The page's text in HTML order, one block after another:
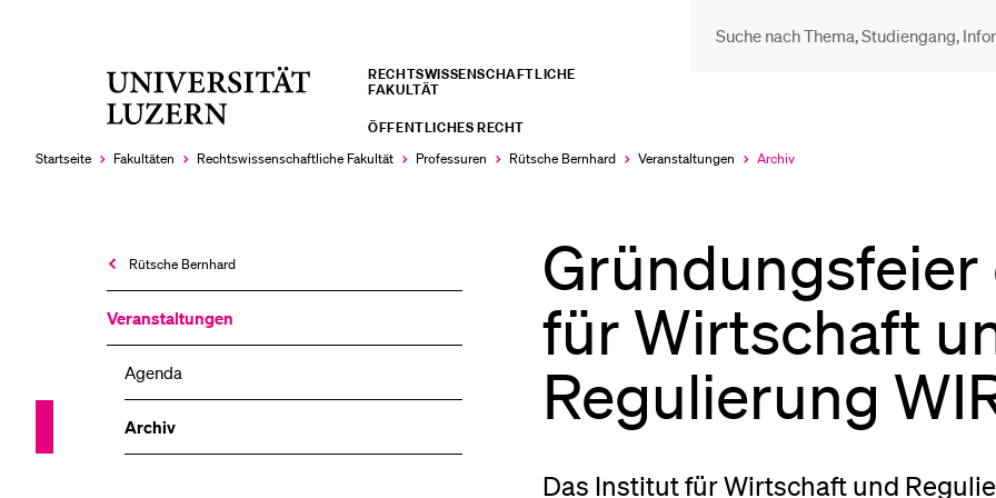
Universität
RECHTS­­WISSENSCHAFTLICHE
FAKULTÄT
ÖFFENTLICHES RECHT
Startseite
Fakultäten Rechtswissenschaftliche Fakultät Professuren Rütsche Bernhard Veranstaltungen
Aktuell
Archiv
Rütsche Bernhard
Veranstaltungen
Agenda
Archiv
für Wirtschaft
Regulierung
Das Institut für Wirtschaft und
LETZTE SUCHEN
Sie haben noch keine Suche getätigt.
Schulklassen und
Studien­interessierte
Studierende